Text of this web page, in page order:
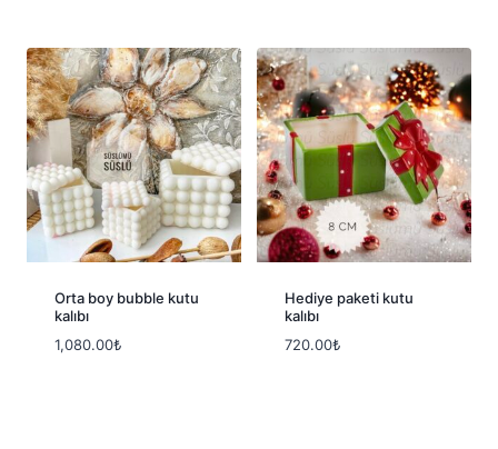
Orta boy bubble kutu
kalıbı
1,080.00₺
Hediye paketi kutu
kalıbı
720.00₺